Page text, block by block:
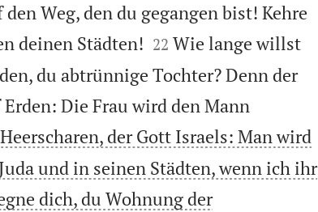
Weg, den du gegangen bist! Kehre
deinen Städten!
22 Wie lange willst
du abtrünnige Tochter? Denn der
Die Frau wird den Mann
der Gott Israels: Man wird
und in seinen Städten, wenn ich ihr
dich, du Wohnung der